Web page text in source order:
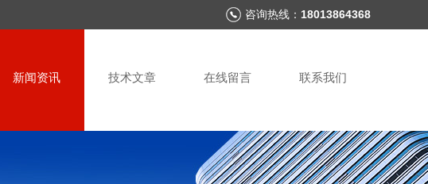
咨询热线： 18013864368
新闻资讯 技术文章 在线留言 联系我们